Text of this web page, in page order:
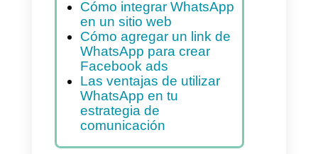
Índice
Crear un link de
WhatsApp: he aquí cómo
hacerlo
Cómo personalizar un link
para WhatsApp
Generar un link para
WhatsApp en línea